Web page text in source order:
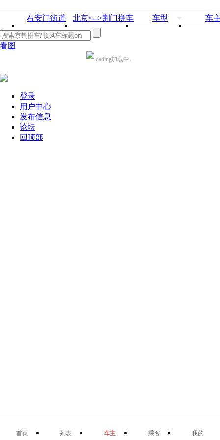
右安门街道 北京<-->荆门拼车 车型 车
看图
加载中...
登录
用户中心
发布信息
论坛
回顶部
首页 列表 车主 乘客 我的